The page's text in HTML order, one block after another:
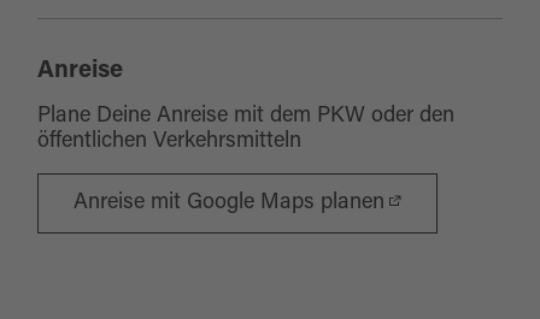
Anreise
Plane Deine Anreise mit dem PKW oder den
öffentlichen Verkehrsmitteln
Anreise mit Google Maps planen